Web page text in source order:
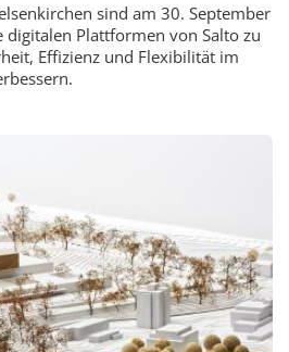
sind am 30. September
Plattformen von Salto zu
Effizienz und Flexibilität im